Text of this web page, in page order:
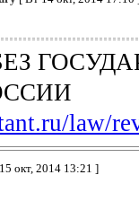
law/
окт, 2014 13:21 ]